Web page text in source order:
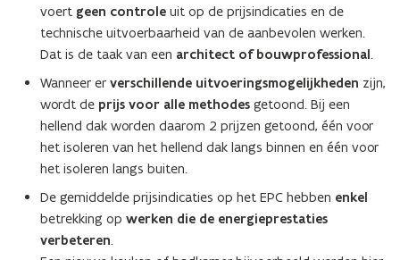
voert geen controle uit op de prijsindicaties en de
technische uitvoerbaarheid van de aanbevolen werken.
Dat is de taak van een architect of bouwprofessional.
Wanneer er verschillende uitvoeringsmogelijkheden zijn,
wordt de prijs voor alle methodes getoond. Bij een
hellend dak worden daarom 2 prijzen getoond, één voor
het isoleren van het hellend dak langs binnen en één voor
het isoleren langs buiten.
De gemiddelde prijsindicaties op het EPC hebben enkel
betrekking op werken die de energieprestaties
verbeteren.